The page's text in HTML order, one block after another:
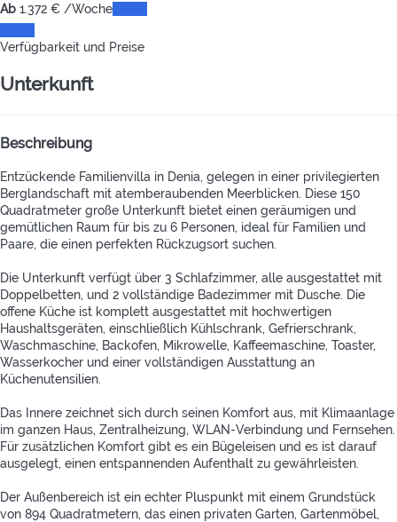
Ab 1.372 € /Woche
Verfügbarkeit und Preise
Unterkunft
Beschreibung
Entzückende Familienvilla in Denia, gelegen in einer privilegierten
Berglandschaft mit atemberaubenden Meerblicken. Diese 150
Quadratmeter große Unterkunft bietet einen geräumigen und
gemütlichen Raum für bis zu 6 Personen, ideal für Familien und
Paare, die einen perfekten Rückzugsort suchen.
Die Unterkunft verfügt über 3 Schlafzimmer, alle ausgestattet mit
Doppelbetten, und 2 vollständige Badezimmer mit Dusche. Die
offene Küche ist komplett ausgestattet mit hochwertigen
Haushaltsgeräten, einschließlich Kühlschrank, Gefrierschrank,
Waschmaschine, Backofen, Mikrowelle, Kaffeemaschine, Toaster,
Wasserkocher und einer vollständigen Ausstattung an
Küchenutensilien.
Das Innere zeichnet sich durch seinen Komfort aus, mit Klimaanlage
im ganzen Haus, Zentralheizung, WLAN-Verbindung und Fernsehen.
Für zusätzlichen Komfort gibt es ein Bügeleisen und es ist darauf
ausgelegt, einen entspannenden Aufenthalt zu gewährleisten.
Der Außenbereich ist ein echter Pluspunkt mit einem Grundstück
von 894 Quadratmetern, das einen privaten Garten, Gartenmöbel,